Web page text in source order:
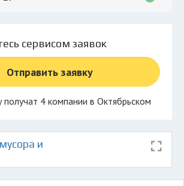
сервисом заявок
Отправить заявку
получат 4 компании в Октябрьском
и